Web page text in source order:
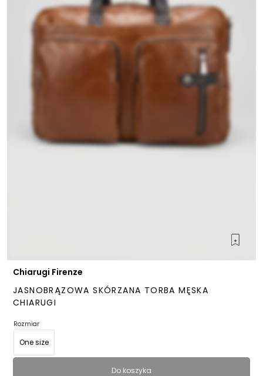
Chiarugi Firenze
JASNOBRĄZOWA SKÓRZANA TORBA MĘSKA
CHIARUGI
Rozmiar
One size
Do koszyka